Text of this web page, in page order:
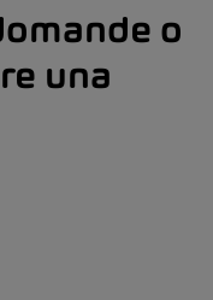
o
una